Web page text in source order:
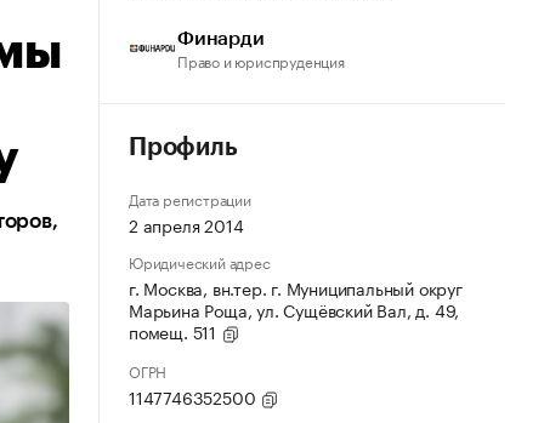
Финарди
Право и юриспруденция
Профиль
Дата регистрации
2 апреля 2014
Юридический адрес
г. Москва, вн.тер. г. Муниципальный округ
Марьина Роща, ул. Сущёвский Вал, д. 49,
помещ. 511
ОГРН
1147746352500